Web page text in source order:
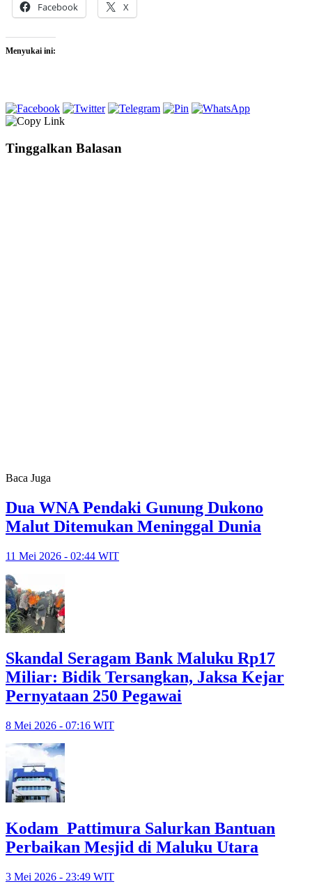
Facebook X
Menyukai ini:
Tinggalkan Balasan
Baca Juga
Dua WNA Pendaki Gunung Dukono
Malut Ditemukan Meninggal Dunia
11 Mei 2026 - 02:44 WIT
Skandal Seragam Bank Maluku Rp17
Miliar: Bidik Tersangkan, Jaksa Kejar
Pernyataan 250 Pegawai
8 Mei 2026 - 07:16 WIT
Kodam Pattimura Salurkan Bantuan
Perbaikan Mesjid di Maluku Utara
3 Mei 2026 - 23:49 WIT